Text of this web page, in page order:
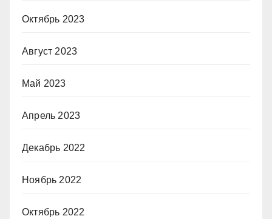
Октябрь 2023
Август 2023
Май 2023
Апрель 2023
Декабрь 2022
Ноябрь 2022
Октябрь 2022